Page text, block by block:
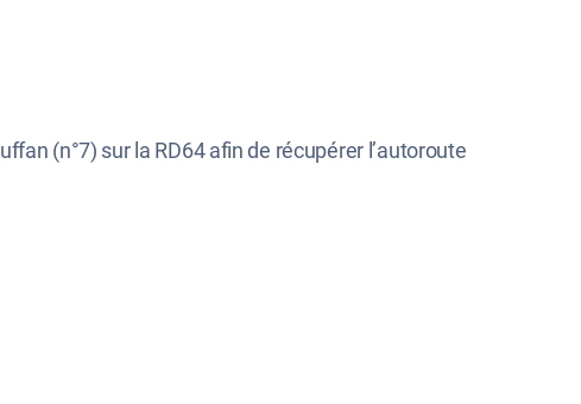
(n°7) sur la RD64 afin de récupérer l’autoroute